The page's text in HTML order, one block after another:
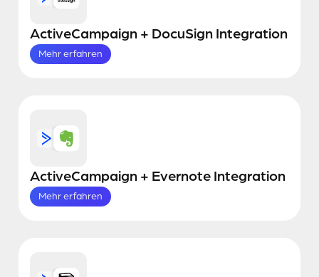
ActiveCampaign + DocuSign Integration
Mehr erfahren
ActiveCampaign + Evernote Integration
Mehr erfahren